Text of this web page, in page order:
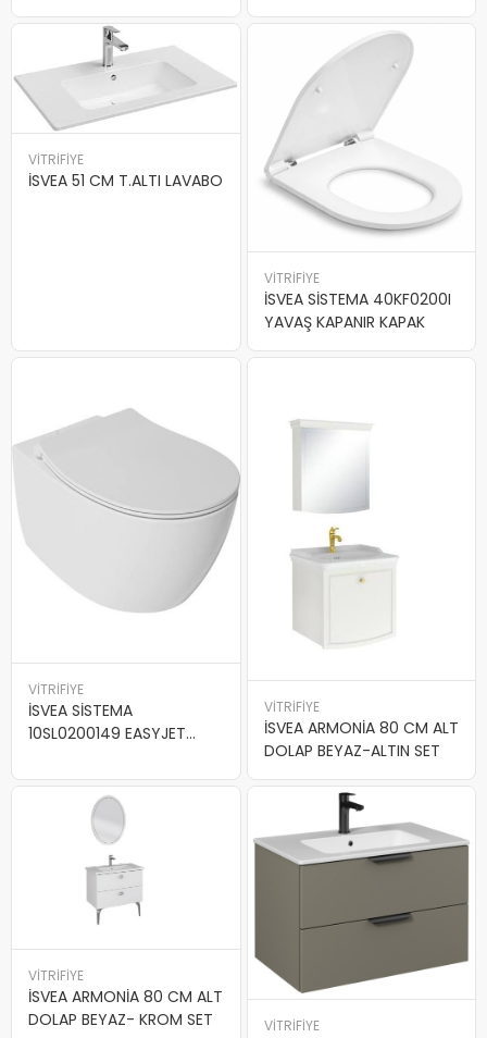
VİTRİFİYE
İSVEA 51 CM T.ALTI LAVABO
VİTRİFİYE
İSVEA SİSTEMA 40KF0200I
YAVAŞ KAPANIR KAPAK
VİTRİFİYE
İSVEA SİSTEMA
10SL0200149 EASYJET
VİTRİFİYE
İSVEA ARMONİA 80 CM ALT
DOLAP BEYAZ-ALTIN SET
VİTRİFİYE
İSVEA ARMONİA 80 CM ALT
DOLAP BEYAZ- KROM SET
VİTRİFİYE